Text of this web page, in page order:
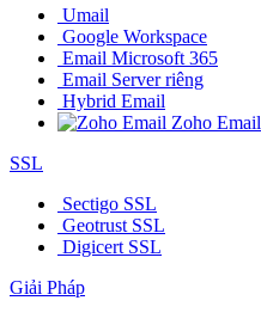
Umail
Google Workspace
Email Microsoft 365
Email Server riêng
Hybrid Email
Zoho Email
SSL
Sectigo SSL
Geotrust SSL
Digicert SSL
Giải Pháp